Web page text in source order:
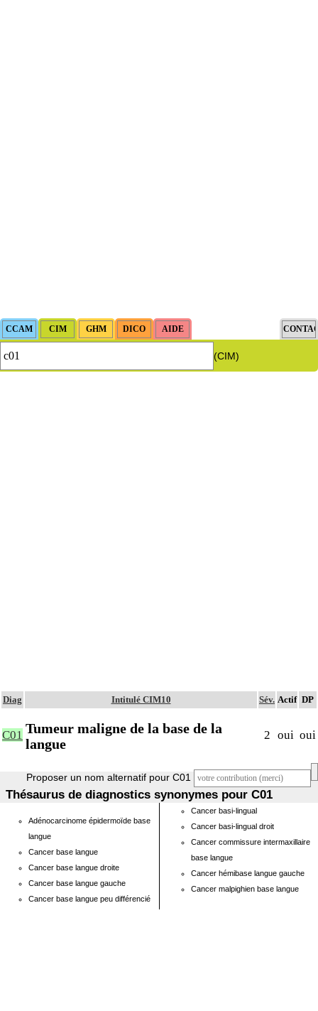
(CIM)
Diag Intitulé CIM10 Sév. Actif DP
C01 Tumeur maligne de la base de la
langue
2 oui oui
Proposer un nom alternatif pour C01
Thésaurus de diagnostics synonymes pour C01
Adénocarcinome épidermoïde base
langue
Cancer base langue
Cancer base langue droite
Cancer base langue gauche
Cancer base langue peu différencié
Cancer basi-lingual
Cancer basi-lingual droit
Cancer commissure intermaxillaire
base langue
Cancer hémibase langue gauche
Cancer malpighien base langue